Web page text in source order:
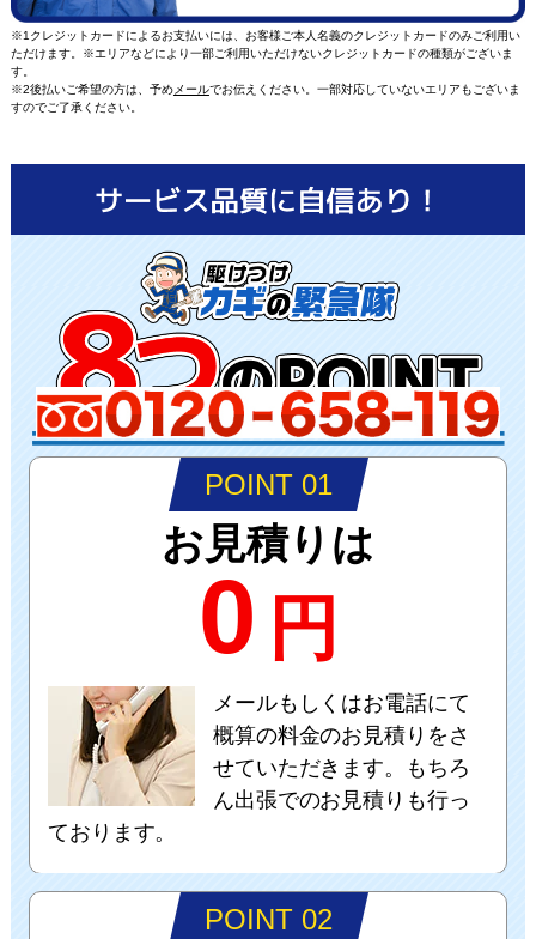
※1クレジットカードによるお支払いには、お客様ご本人名義のクレジットカードのみご利用い
ただけます。※エリアなどにより一部ご利用いただけないクレジットカードの種類がございま
す。
※2後払いご希望の方は、予めメールでお伝えください。一部対応していないエリアもございま
すのでご了承ください。
POINT 01
お見積りは
0 円
メールもしくはお電話にて
概算の料金のお見積りをさ
せていただきます。もちろ
ん出張でのお見積りも行っ
ております。
POINT 02